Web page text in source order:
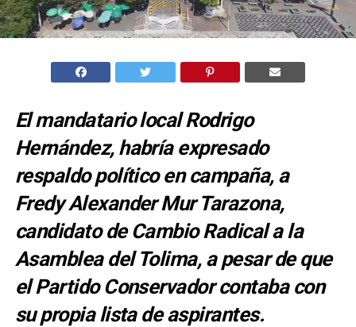
El mandatario local Rodrigo
Hernández, habría expresado
respaldo político en campaña, a
Fredy Alexander Mur Tarazona,
candidato de Cambio Radical a la
Asamblea del Tolima, a pesar de que
el Partido Conservador contaba con
su propia lista de aspirantes.